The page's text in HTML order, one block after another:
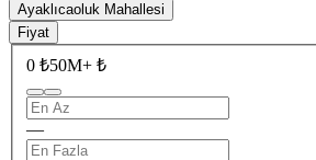
Ayaklıcaoluk Mahallesi
Fiyat
0 ₺50M+ ₺
—